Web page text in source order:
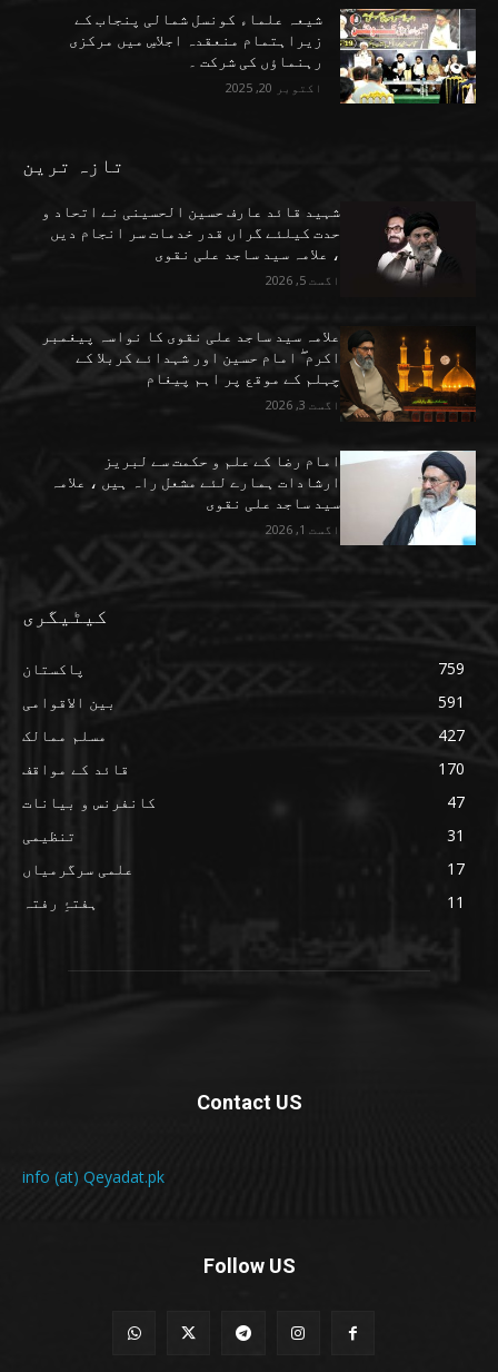
شیعہ علماء کونسل شمالی پنجاب کے
زیراہتمام منعقدہ اجلاسِ میں مرکزی
رہنماؤں کی شرکت ۔
اکتوبر 20, 2025
تازہ ترین
شہید قائد عارف حسین الحسینی نے اتحاد و
حدت کیلئے گراں قدر خدمات سر انجام دیں
، علامہ سید ساجد علی نقوی
اگست 5, 2026
علامہ سید ساجد علی نقوی کا نواسہ پیغمبر
اکرم ۖ امام حسین اور شہدائے کربلا کے
چہلم کے موقع پر اہم پیغام
اگست 3, 2026
امام رضا کے علم و حکمت سے لبریز
ارشادات ہمارے لئے مشعل راہ ہیں ، علامہ
سید ساجد علی نقوی
اگست 1, 2026
کیٹیگری
پاکستان
759
بین الاقوامی
591
مسلم ممالک
427
قائد کے مواقف
170
کانفرنس و بیانات
47
تنظیمی
31
علمی سرگرمیاں
17
ہفتۂِ رفتہ
11
Contact US
info (at) Qeyadat.pk
Follow US